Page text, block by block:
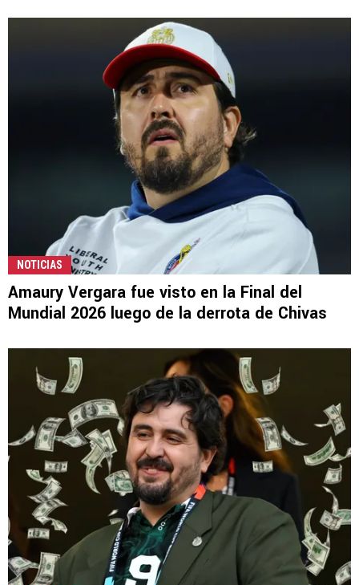
NOTICIAS
Amaury Vergara fue visto en la Final del
Mundial 2026 luego de la derrota de Chivas